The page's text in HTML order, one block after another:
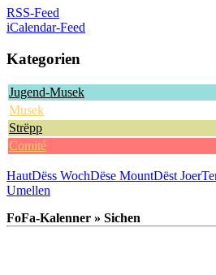
RSS-Feed
iCalendar-Feed
Kategorien
Jugend-Musek
Musek
Strëpp
Comité
HautDëss WochDëse MountDëst Joer
Umellen
FoFa-Kalenner » Sichen